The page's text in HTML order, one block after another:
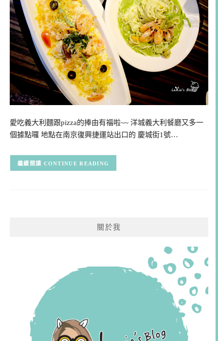
愛吃義大利麵跟pizza的捧由有福啦~~ 洋城義大利餐廳又多一
個據點囉 地點在南京復興捷運站出口的 慶城街1號…
CONTINUE READING
關於我